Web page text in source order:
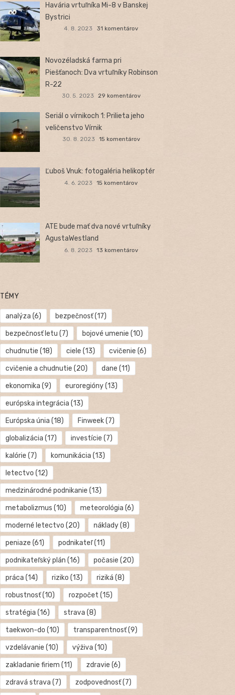
Havária vrtuľníka Mi-8 v Banskej
Bystrici
4. 8. 2023 31 komentárov
Novozéladská farma pri
Piešťanoch: Dva vrtuľníky Robinson
R-22
30. 5. 2023 29 komentárov
Seriál o vírnikoch 1: Prilieta jeho
veličenstvo Vírnik
30. 8. 2023 15 komentárov
Ľuboš Vnuk: fotogaléria helikoptér
4. 6. 2023 15 komentárov
ATE bude mať dva nové vrtuľníky
AgustaWestland
6. 8. 2023 13 komentárov
TÉMY
analýza (6) bezpečnosť(17)
bezpečnosť letu (7) bojové umenie (10)
chudnutie (18) ciele (13) cvičenie (6)
cvičenie a chudnutie (20) dane (11)
ekonomika (9) euroregióny(13)
európska integrácia (13)
Európska únia (18) Finweek(7)
globalizácia (17) investície (7)
kalórie (7) komunikácia (13)
letectvo (12)
medzinárodné podnikanie (13)
metabolizmus (10) meteorológia (6)
moderné letectvo (20) náklady(8)
peniaze (61) podnikateľ(11)
podnikateľský plán (16) počasie (20)
práca (14) riziko (13) riziká (8)
robustnosť(10) rozpočet (15)
stratégia (16) strava (8)
taekwon-do (10) transparentnosť(9)
vzdelávanie (10) výživa (10)
zakladanie firiem (11) zdravie (6)
zdravá strava (7) zodpovednosť(7)